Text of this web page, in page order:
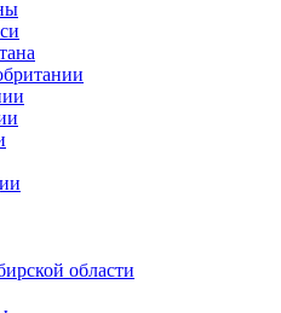
области